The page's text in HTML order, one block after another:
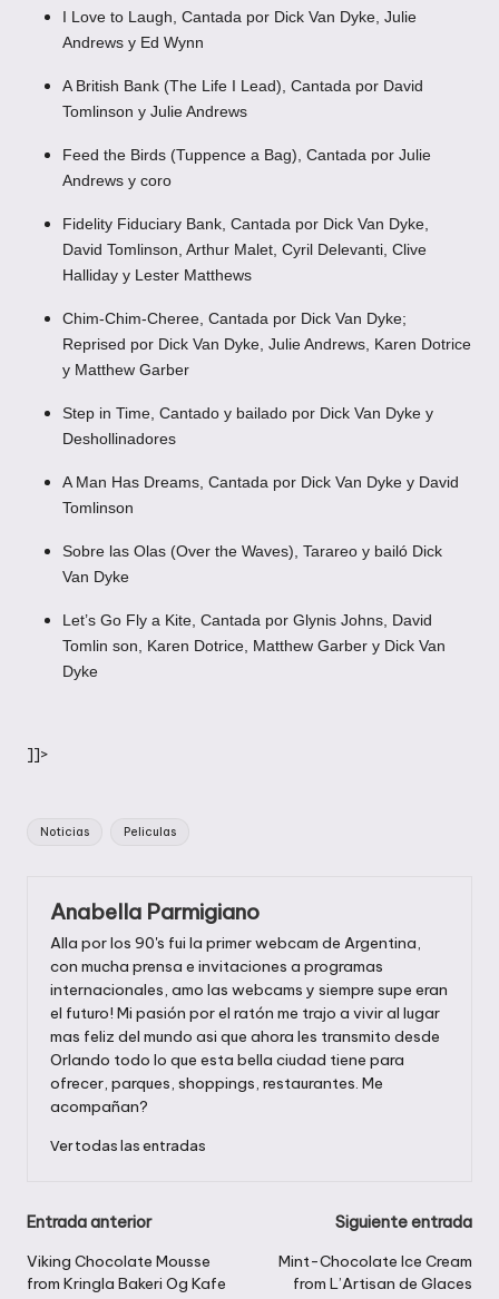
I Love to Laugh, Cantada por Dick Van Dyke, Julie
Andrews y Ed Wynn
A British Bank (The Life I Lead), Cantada por David
Tomlinson y Julie Andrews
Feed the Birds (Tuppence a Bag), Cantada por Julie
Andrews y coro
Fidelity Fiduciary Bank, Cantada por Dick Van Dyke,
David Tomlinson, Arthur Malet, Cyril Delevanti, Clive
Halliday y Lester Matthews
Chim-Chim-Cheree, Cantada por Dick Van Dyke;
Reprised por Dick Van Dyke, Julie Andrews, Karen Dotrice
y Matthew Garber
Step in Time, Cantado y bailado por Dick Van Dyke y
Deshollinadores
A Man Has Dreams, Cantada por Dick Van Dyke y David
Tomlinson
Sobre las Olas (Over the Waves), Tarareo y bailó Dick
Van Dyke
Let’s Go Fly a Kite, Cantada por Glynis Johns, David
Tomlin son, Karen Dotrice, Matthew Garber y Dick Van
Dyke
]]>
Etiquetas:
Noticias Peliculas
Anabella Parmigiano
Alla por los 90's fui la primer webcam de Argentina,
con mucha prensa e invitaciones a programas
internacionales, amo las webcams y siempre supe eran
el futuro! Mi pasión por el ratón me trajo a vivir al lugar
mas feliz del mundo asi que ahora les transmito desde
Orlando todo lo que esta bella ciudad tiene para
ofrecer, parques, shoppings, restaurantes. Me
acompañan?
Ver todas las entradas
Navegación
de
Entrada anterior
Viking Chocolate Mousse
from Kringla Bakeri Og Kafe
Siguiente entrada
Mint-Chocolate Ice Cream
from L’Artisan de Glaces